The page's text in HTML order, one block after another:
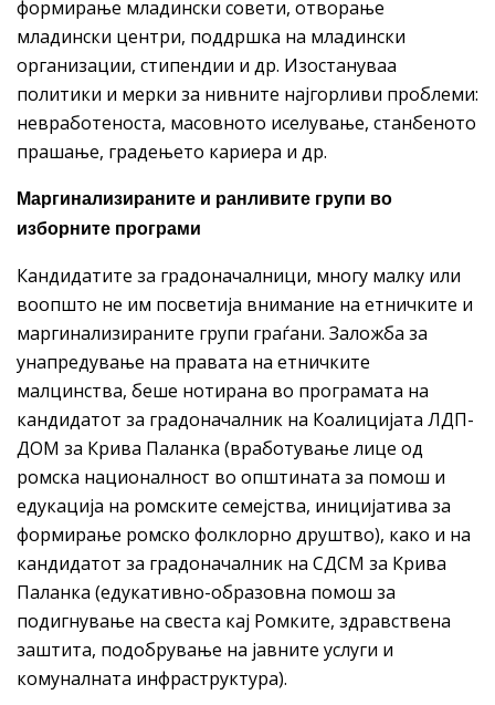
формирање младински совети, отворање
младински центри, поддршка на младински
организации, стипендии и др. Изостануваа
политики и мерки за нивните најгорливи проблеми:
невработеноста, масовното иселување, станбеното
прашање, градењето кариера и др.
Маргинализираните и ранливите групи во
изборните програми
Кандидатите за градоначалници, многу малку или
воопшто не им посветија внимание на етничките и
маргинализираните групи граѓани. Заложба за
унапредување на правата на етничките
малцинства, беше нотирана во програмата на
кандидатот за градоначалник на Коалицијата ЛДП-
ДОМ за Крива Паланка (вработување лице од
ромска националност во општината за помош и
едукација на ромските семејства, иницијатива за
формирање ромско фолклорно друштво), како и на
кандидатот за градоначалник на СДСМ за Крива
Паланка (едукативно-образовна помош за
подигнување на свеста кај Ромките, здравствена
заштита, подобрување на јавните услуги и
комуналната инфраструктура).